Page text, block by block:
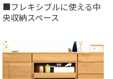
■フレキシブルに使える中
央収納スペース